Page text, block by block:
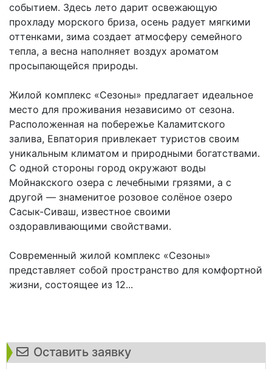
Оставить заявку
событием. Здесь лето дарит освежающую
прохладу морского бриза, осень радует мягкими
оттенками, зима создает атмосферу семейного
тепла, а весна наполняет воздух ароматом
просыпающейся природы.
Жилой комплекс «Сезоны» предлагает идеальное
место для проживания независимо от сезона.
Расположенная на побережье Каламитского
залива, Евпатория привлекает туристов своим
уникальным климатом и природными богатствами.
С одной стороны город окружают воды
Мойнакского озера с лечебными грязями, а с
другой — знаменитое розовое солёное озеро
Сасык-Сиваш, известное своими
оздоравливающими свойствами.
Современный жилой комплекс «Сезоны»
представляет собой пространство для комфортной
жизни, состоящее из 12...